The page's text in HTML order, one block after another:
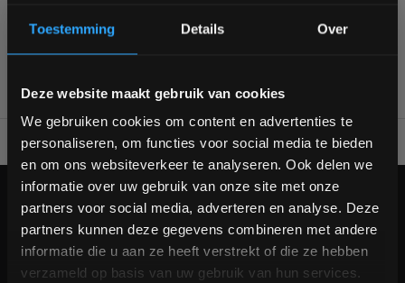
Toestemming Details Over
Deze website maakt gebruik van cookies
We gebruiken cookies om content en advertenties te
personaliseren, om functies voor social media te bieden
en om ons websiteverkeer te analyseren. Ook delen we
informatie over uw gebruik van onze site met onze
partners voor social media, adverteren en analyse. Deze
partners kunnen deze gegevens combineren met andere
informatie die u aan ze heeft verstrekt of die ze hebben
verzameld op basis van uw gebruik van hun services.
Voor 95% direct uit voorraad geleverd Professionele
KLANTENSERVICE
Veelgestelde vragen
+31 (0)24 645 1309
info@fitnesskoerier.nl
Bam! 5% korting op je volgende
bestelling
Schrijf je in voor onze nieuwsbrief om op de hoogte te
blijven over onze nieuwe producten, deals en meer
interessante info. Ontvang 5% korting op je eerstvolgende
aankoop! 😀